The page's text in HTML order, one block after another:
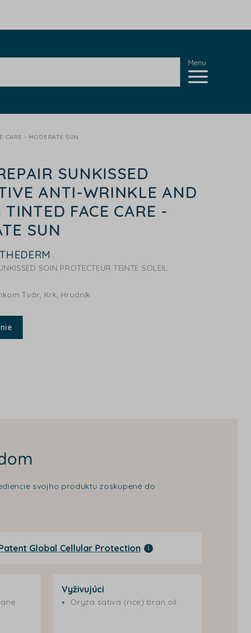
Menu
CARE - MODERATE SUN
SUNKISSED
ANTI-WRINKLE AND
TINTED FACE CARE -
SUN
SOIN PROTECTEUR TEINTE SOLEIL
Tvár, Krk, Hrudník
svojho produktu zoskupené do
Global Cellular Protection
Vyživujúci
Oryza sativa (rice) bran oil